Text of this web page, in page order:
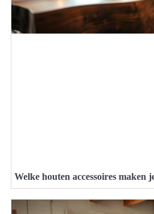
Welke houten accessoires maken